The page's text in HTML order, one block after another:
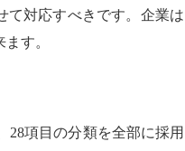
て対応すべきです。企業は
す。
28項目の分類を全部に採用